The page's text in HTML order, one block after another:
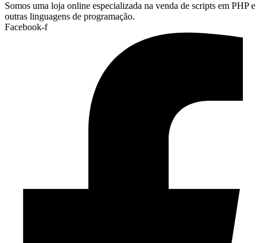
Somos uma loja online especializada na venda de scripts em PHP e
outras linguagens de programação.
Facebook-f